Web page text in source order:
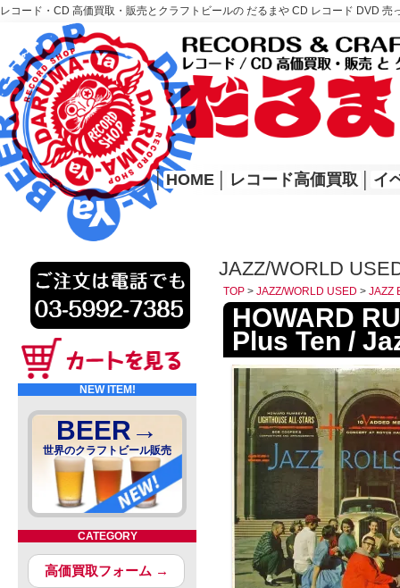
レコード・CD 高価買取・販売とクラフトビールの だるまや CD レコード DVD
レコード高価買取はこちら
HOME
│ HOME レコード高価買取 イ
NEW ITEM!
BEER→
世界のクラフトビール販売
CATEGORY
高価買取フォーム →
JAZZ/WORLD
TOP > JAZZ/WORLD USED > JAZZ
HOWARD
Plus Ten /